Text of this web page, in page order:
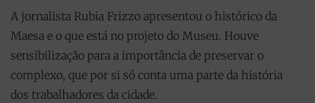
A jornalista Rubia Frizzo apresentou o histórico da
Maesa e o que está no projeto do Museu. Houve
sensibilização para a importância de preservar o
complexo, que por si só conta uma parte da história
dos trabalhadores da cidade.